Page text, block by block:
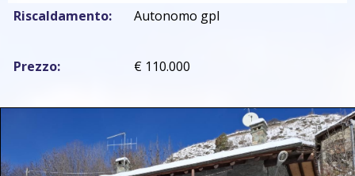
Riscaldamento:
Autonomo gpl
Prezzo: € 110.000